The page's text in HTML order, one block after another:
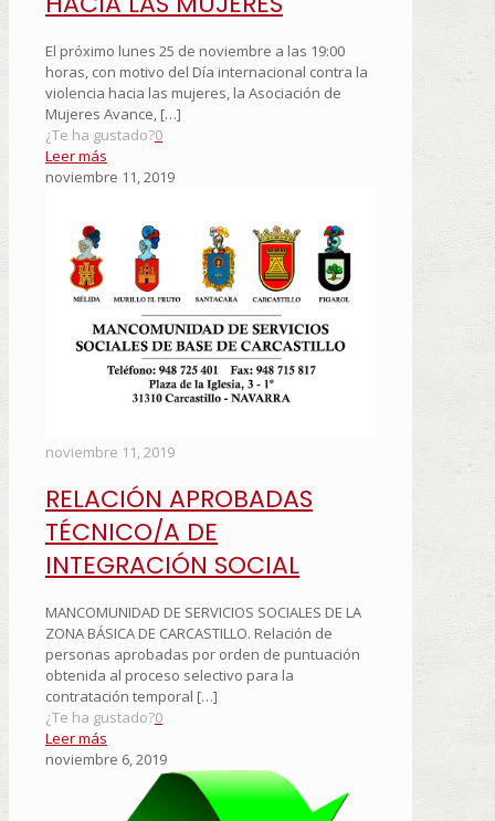
El próximo lunes 25 de noviembre a las 19:00
horas, con motivo del Día internacional contra la
violencia hacia las mujeres, la Asociación de
Mujeres Avance, […]
¿Te ha gustado?0
Leer más
noviembre 11, 2019
noviembre 11, 2019
RELACIÓN APROBADAS
TÉCNICO/A DE
INTEGRACIÓN SOCIAL
MANCOMUNIDAD DE SERVICIOS SOCIALES DE LA
ZONA BÁSICA DE CARCASTILLO. Relación de
personas aprobadas por orden de puntuación
obtenida al proceso selectivo para la
contratación temporal […]
¿Te ha gustado?0
Leer más
noviembre 6, 2019